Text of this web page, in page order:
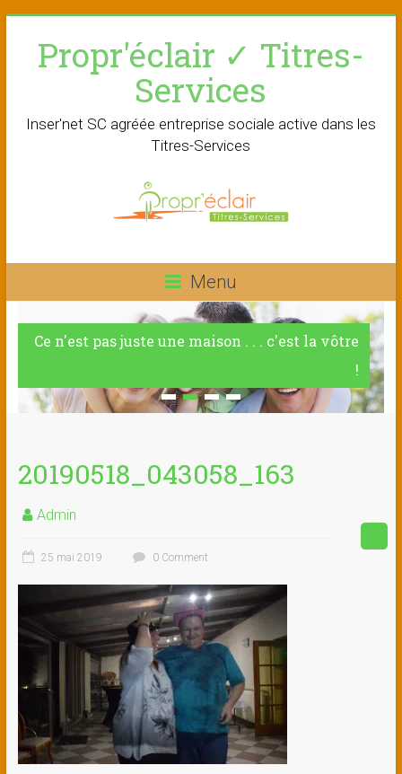
contentPropr'éclair ✓ Titres-
Services
Inser'net SC agréée entreprise sociale active dans les
Titres-Services
Menu
Ce n'est pas juste une maison . . . c'est la vôtre
!
20190518_043058_163
Admin
25 mai 2019 0 Comment